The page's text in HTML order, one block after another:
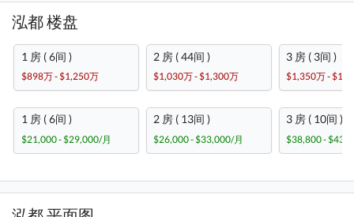
泓都 楼盘
1 房 ( 6间 )
$898万 - $1,250万
2 房 ( 44间 )
$1,030万 - $1,300万
3 房 ( 3间 )
$1,350万 -
1 房 ( 6间 )
$21,000 - $29,000/月
2 房 ( 13间 )
$26,000 - $33,000/月
3 房 ( 10间 )
$38,800 -